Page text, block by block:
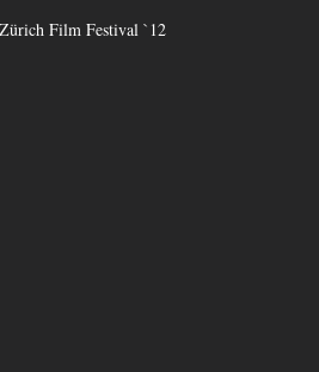
Zürich Film Festival `12